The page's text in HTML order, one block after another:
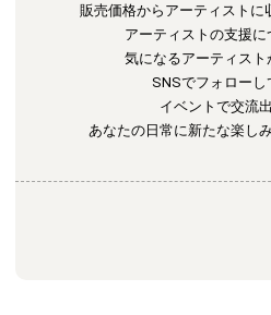
販売価格からアーティストに
アーティストの支援に
気になるアーティスト
SNSでフォローし
イベントで交流
あなたの日常に新たな楽し